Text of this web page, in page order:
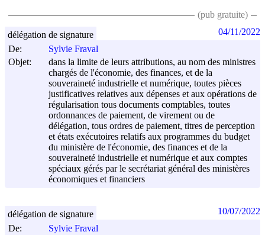
(pub gratuite)
De:
Sylvie Fraval
Objet:
dans la limite de leurs attributions, au nom des ministres
chargés de l'économie, des finances, et de la
souveraineté industrielle et numérique, toutes pièces
justificatives relatives aux dépenses et aux opérations de
régularisation tous documents comptables, toutes
ordonnances de paiement, de virement ou de
délégation, tous ordres de paiement, titres de perception
et états exécutoires relatifs aux programmes du budget
du ministère de l'économie, des finances et de la
souveraineté industrielle et numérique et aux comptes
spéciaux gérés par le secrétariat général des ministères
économiques et financiers
délégation de signature 04/11/2022
De:
Sylvie Fraval
délégation de signature 10/07/2022